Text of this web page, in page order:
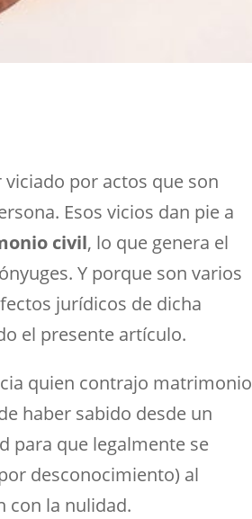
por actos que son
Esos vicios dan pie a
civil, lo que genera el
Y porque son varios
jurídicos de dicha
el presente artículo.
quien contrajo matrimonio
haber sabido desde un
para que legalmente se
desconocimiento) al
con la nulidad.